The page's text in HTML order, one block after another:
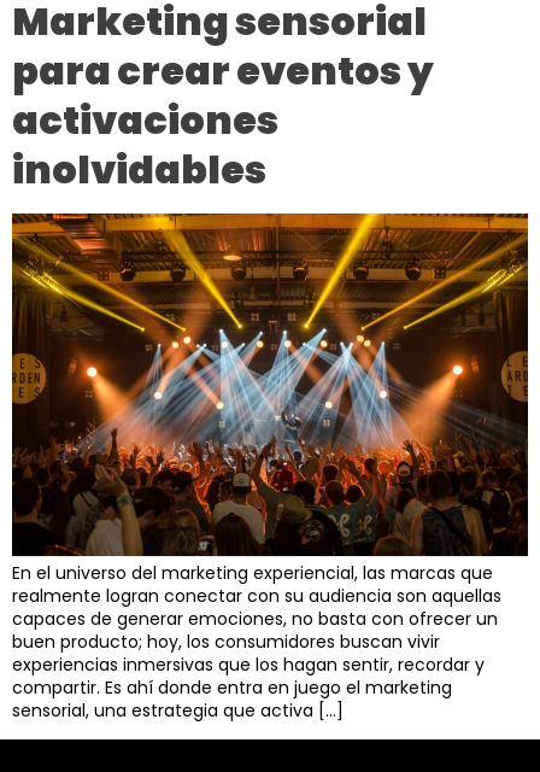
Marketing sensorial
para crear eventos y
activaciones
inolvidables
En el universo del marketing experiencial, las marcas que
realmente logran conectar con su audiencia son aquellas
capaces de generar emociones, no basta con ofrecer un
buen producto; hoy, los consumidores buscan vivir
experiencias inmersivas que los hagan sentir, recordar y
compartir. Es ahí donde entra en juego el marketing
sensorial, una estrategia que activa […]